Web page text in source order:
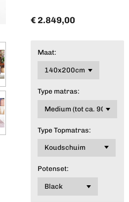
€ 2.849,00
Maat:
Type matras:
Type Topmatras:
Potenset: